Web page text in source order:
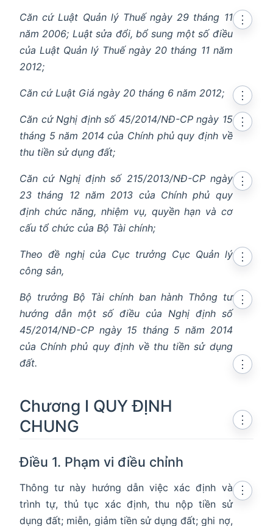
in new window
Căn cứ Luật Quản lý Thuế ngày 29 tháng 11
năm 2006; Luật sửa đổi, bổ sung một số điều
của Luật Quản lý Thuế ngày 20 tháng 11 năm
2012;
⋮
Căn cứ Luật Giá ngày 20 tháng 6 năm 2012;
⋮
Căn cứ Nghị định số 45/2014/NĐ-CP ngày 15
tháng 5 năm 2014 của Chính phủ quy định về
thu tiền sử dụng đất;
⋮
Căn cứ Nghị định số 215/2013/NĐ-CP ngày
23 tháng 12 năm 2013 của Chính phủ quy
định chức năng, nhiệm vụ, quyền hạn và cơ
cấu tổ chức của Bộ Tài chính;
⋮
Theo đề nghị của Cục trưởng Cục Quản lý
công sản,
⋮
Bộ trưởng Bộ Tài chính ban hành Thông tư
hướng dẫn một số điều của Nghị định số
45/2014/NĐ-CP ngày 15 tháng 5 năm 2014
của Chính phủ quy định về thu tiền sử dụng
đất.
⋮
Chương I QUY ĐỊNH
CHUNG
⋮
Điều 1. Phạm vi điều chỉnh
⋮
Thông tư này hướng dẫn việc xác định và
trình tự, thủ tục xác định, thu nộp tiền sử
dụng đất; miễn, giảm tiền sử dụng đất; ghi nợ,
⋮